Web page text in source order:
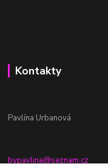
Kontakty
Pavlína Urbanová
bypavlina@seznam.cz